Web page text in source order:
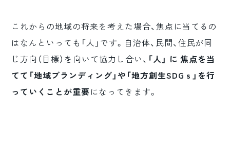
これからの地域の将来を考えた場合、焦点に当てるの
はなんといっても「人」です。自治体、民間、住民が同
じ方向（目標）を向いて協力し合い、 「人」 に 焦点を当
てて「地域ブランディング」や「地方創生SDGｓ」を行
っていくことが重要 になってきます。